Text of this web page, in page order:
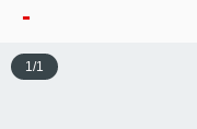
-
1/1